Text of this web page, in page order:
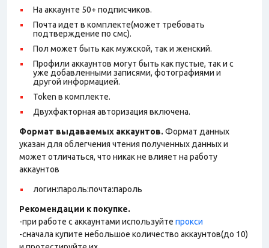
На аккаунте 50+ подписчиков.
Почта идет в комплекте(может требовать
подтверждение по смс).
Пол может быть как мужской, так и женский.
Профили аккаунтов могут быть как пустые, так и с
уже добавленными записями, фотографиями и
другой информацией.
Token в комплекте.
Двухфакторная авторизация включена.
Формат выдаваемых аккаунтов. Формат данных
указан для облегчения чтения полученных данных и
может отличаться, что никак не влияет на работу
аккаунтов
логин:пароль:почта:пароль
Рекомендации к покупке.
-при работе с аккаунтами используйте прокси
-сначала купите небольшое количество аккаунтов(до 10)